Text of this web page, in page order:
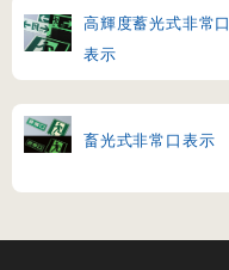
高輝度蓄光式非常口
表示
畜光式非常口表示